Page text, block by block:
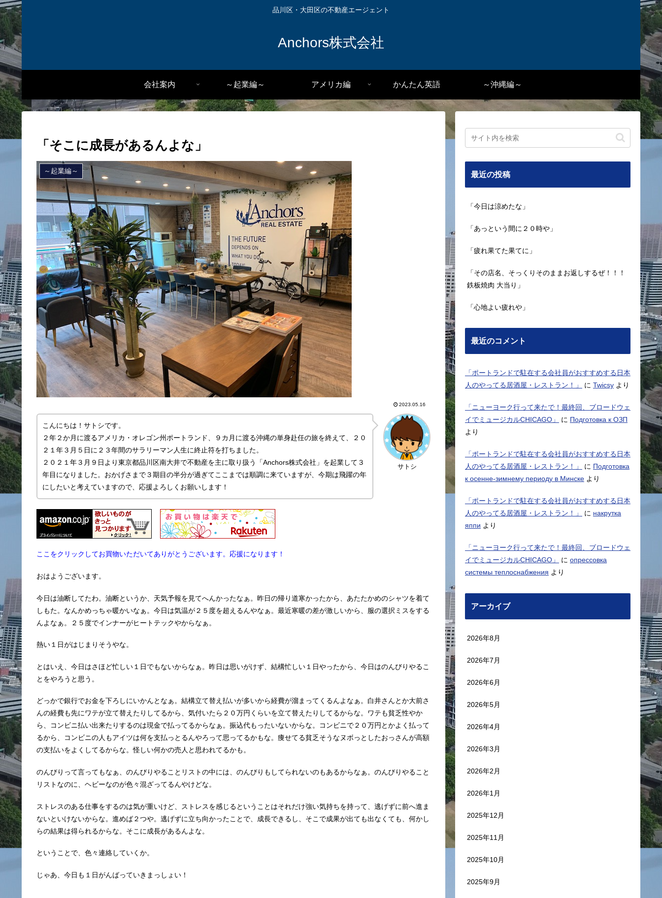
品川区・大田区の不動産エージェント
Anchors株式会社
会社案内 ～起業編～ アメリカ編 かんたん英語 ～沖縄編～
「そこに成長があるんよな」
～起業編～
2023.05.16
サトシ
こんにちは！サトシです。
２年２か月に渡るアメリカ・オレゴン州ポートランド、９カ月に渡る沖縄の単身赴任の旅を終えて、２０
２１年３月５日に２３年間のサラリーマン人生に終止符を打ちました。
２０２１年３月９日より東京都品川区南大井で不動産を主に取り扱う「Anchors株式会社」を起業して３
年目になりました。おかげさまで３期目の半分が過ぎてここまでは順調に来ていますが、今期は飛躍の年
にしたいと考えていますので、応援よろしくお願いします！
ここをクリックしてお買物いただいてありがとうございます。応援になります！
おはようございます。
今日は油断してたわ。油断というか、天気予報を見てへんかったなぁ。昨日の帰り道寒かったから、あたたかめのシャツを着て
しもた。なんかめっちゃ暖かいなぁ。今日は気温が２５度を超えるんやなぁ。最近寒暖の差が激しいから、服の選択ミスをする
んよなぁ。２５度でインナーがヒートテックやからなぁ。
熱い１日がはじまりそうやな。
とはいえ、今日はさほど忙しい１日でもないからなぁ。昨日は思いがけず、結構忙しい１日やったから、今日はのんびりやるこ
とをやろうと思う。
どっかで銀行でお金を下ろしにいかんとなぁ。結構立て替え払いが多いから経費が溜まってくるんよなぁ。白井さんとか大前さ
んの経費も先にワテが立て替えたりしてるから、気付いたら２０万円くらいを立て替えたりしてるからな。ワテも貧乏性やか
ら、コンビニ払い出来たりするのは現金で払ってるからなぁ。振込代もったいないからな。コンビニで２０万円とかよく払って
るから、コンビニの人もアイツは何を支払っとるんやろって思ってるかもな。痩せてる貧乏そうなヌボっとしたおっさんが高額
の支払いをよくしてるからな。怪しい何かの売人と思われてるかも。
のんびりって言ってもなぁ、のんびりやることリストの中には、のんびりもしてられないのもあるからなぁ。のんびりやること
リストなのに、ヘビーなのが色々混ざってるんやけどな。
ストレスのある仕事をするのは気が重いけど、ストレスを感じるということはそれだけ強い気持ちを持って、逃げずに前へ進ま
ないといけないからな。進めば２つや。逃げずに立ち向かったことで、成長できるし、そこで成果が出ても出なくても、何かし
らの結果は得られるからな。そこに成長があるんよな。
ということで、色々連絡していくか。
じゃあ、今日も１日がんばっていきまっしょい！
最近の投稿
「今日は涼めたな」
「あっという間に２０時や」
「疲れ果てた果てに」
「その店名、そっくりそのままお返しするぜ！！！
鉄板焼肉 大当り」
「心地よい疲れや」
最近のコメント
「ポートランドで駐在する会社員がおすすめする日本
人のやってる居酒屋・レストラン！」
に Twicsy より
「ニューヨーク行って来たで！最終回、ブロードウェ
イでミュージカルCHICAGO」
に Подготовка к ОЗП
より
「ポートランドで駐在する会社員がおすすめする日本
人のやってる居酒屋・レストラン！」
に Подготовка
к осенне-зимнему периоду в Минске より
「ポートランドで駐在する会社員がおすすめする日本
人のやってる居酒屋・レストラン！」
に накрутка
яппи より
「ニューヨーク行って来たで！最終回、ブロードウェ
イでミュージカルCHICAGO」
に опрессовка
системы теплоснабжения より
アーカイブ
2026年8月
2026年7月
2026年6月
2026年5月
2026年4月
2026年3月
2026年2月
2026年1月
2025年12月
2025年11月
2025年10月
2025年9月